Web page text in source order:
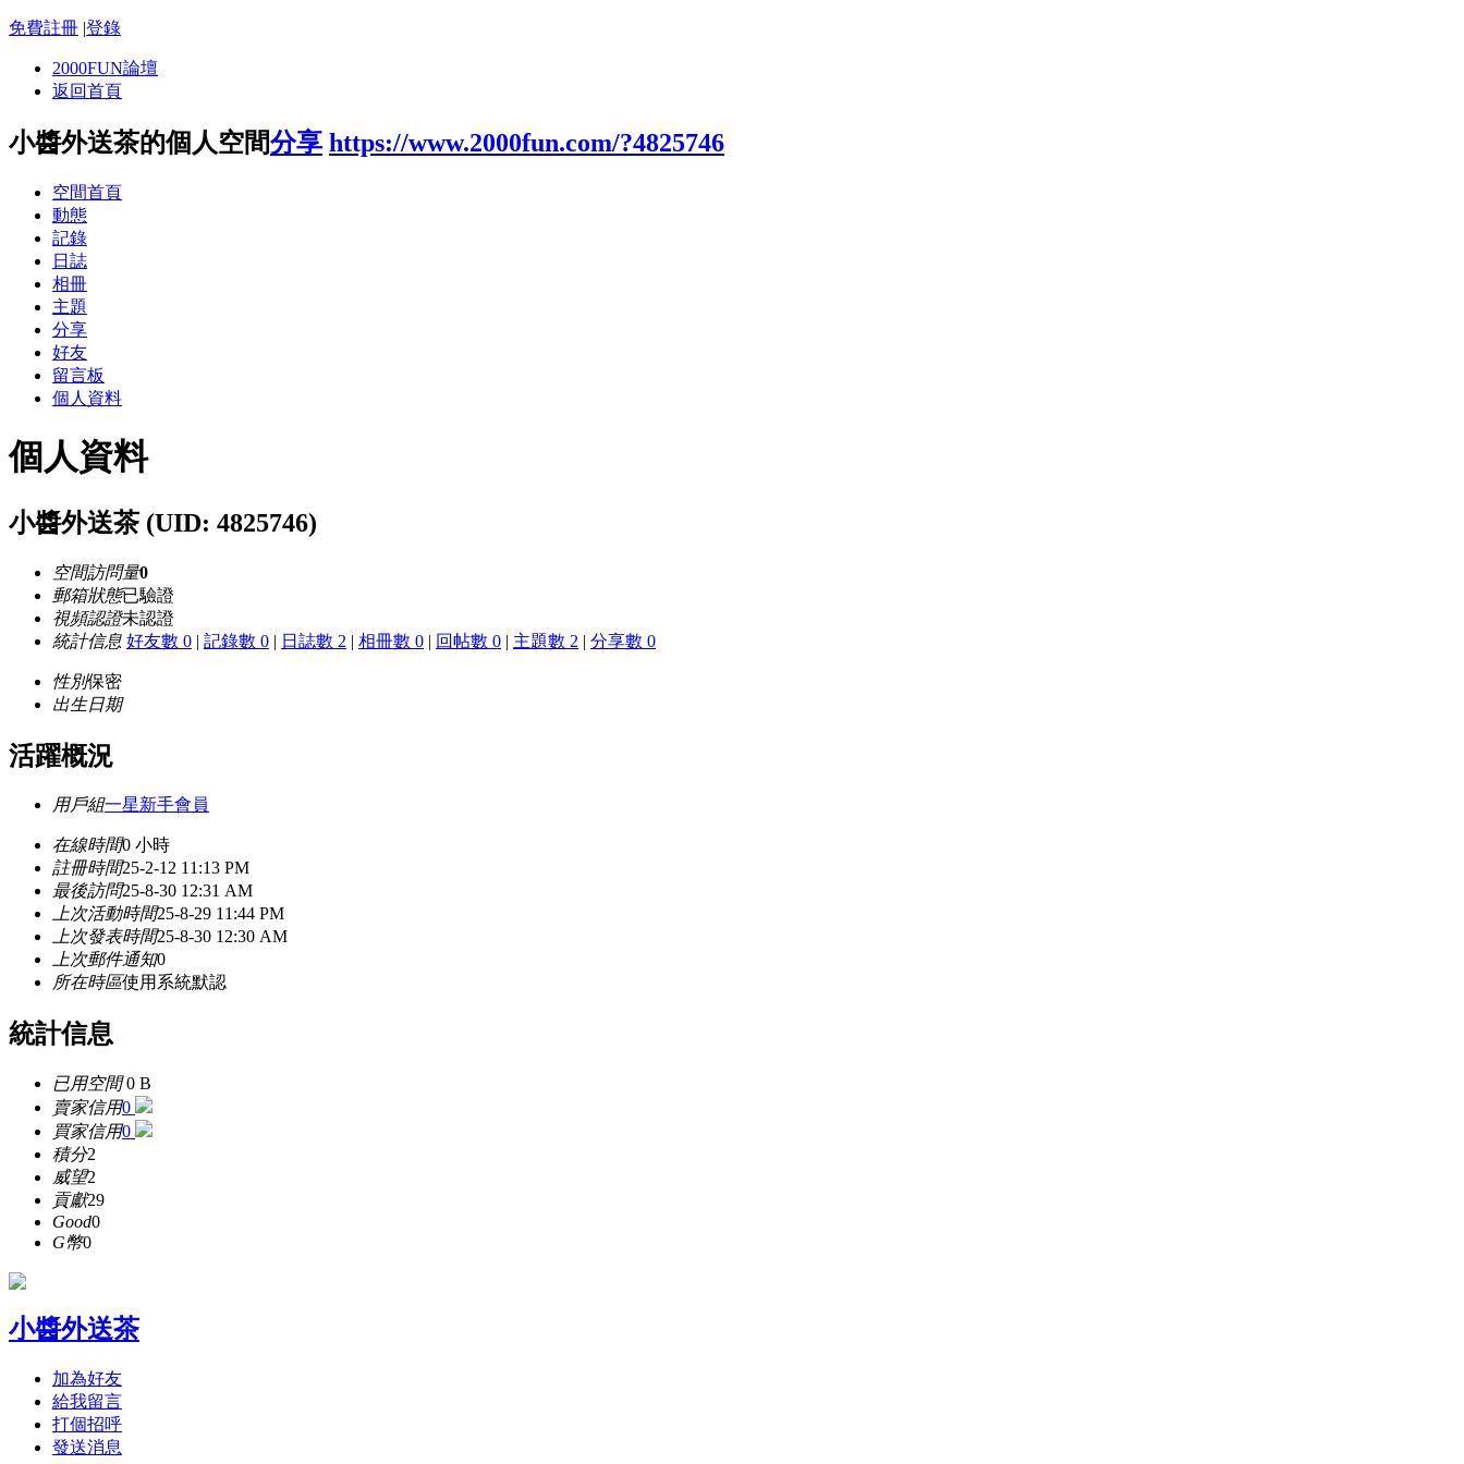
免費註冊 |登錄
2000FUN論壇
返回首頁
小醬外送茶的個人空間分享 https://www.2000fun.com/?4825746
空間首頁
動態
記錄
日誌
相冊
主題
分享
好友
留言板
個人資料
個人資料
小醬外送茶 (UID: 4825746)
空間訪問量0
郵箱狀態已驗證
視頻認證未認證
統計信息 好友數 0 | 記錄數 0 | 日誌數 2 | 相冊數 0 | 回帖數 0 | 主題數 2 | 分享數 0
性別保密
出生日期
活躍概況
用戶組一星新手會員
在線時間0 小時
註冊時間25-2-12 11:13 PM
最後訪問25-8-30 12:31 AM
上次活動時間25-8-29 11:44 PM
上次發表時間25-8-30 12:30 AM
上次郵件通知0
所在時區使用系統默認
統計信息
已用空間0 B
賣家信用0
買家信用0
積分2
威望2
貢獻29
Good0
G幣0
小醬外送茶
加為好友
給我留言
打個招呼
發送消息